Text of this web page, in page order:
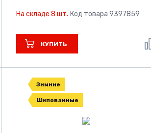
На складе 8 шт. Код товара 9397859
КУПИТЬ
Зимние
Шипованные